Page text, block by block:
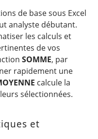
de base sous Excel
analyste débutant.
les calculs et
de vos
SOMME, par
rapidement une
calcule la
sélectionnées.
et